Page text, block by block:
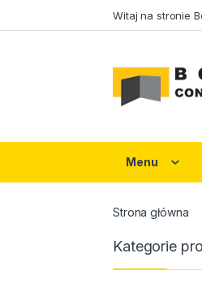
Witaj na stronie
Menu
Strona główna
Kategorie